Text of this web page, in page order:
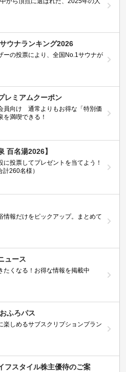
ウナランキング2026
ーの投票により、全国No.1サウナが
レミアムクーポン
員向け 通常よりもお得な「特別価
を満喫できる！
百名湯2026】
に投票してプレゼントを当てよう！
計260名様）
情報だけをピックアップ。まとめて
ュース
たくなる！お得な情報を掲載中
ふろパス
楽しめるサブスクリプションプラン
フスタイル株主優待のご案